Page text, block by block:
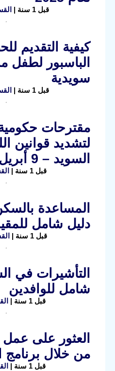
قبل 1 سنة |
كيفية التقديم
الباسبور لطفل
سويدية
قبل 1 سنة |
مقترحات
لتشديد قوانين
السويد – 9 أبريل 2025
قبل 1 سنة |
المساعدة
دليل شامل
قبل 1 سنة |
التأشيرات في
شامل للوافدين
قبل 1 سنة |
العثور على
من خلال برنامج
قبل 1 سنة |